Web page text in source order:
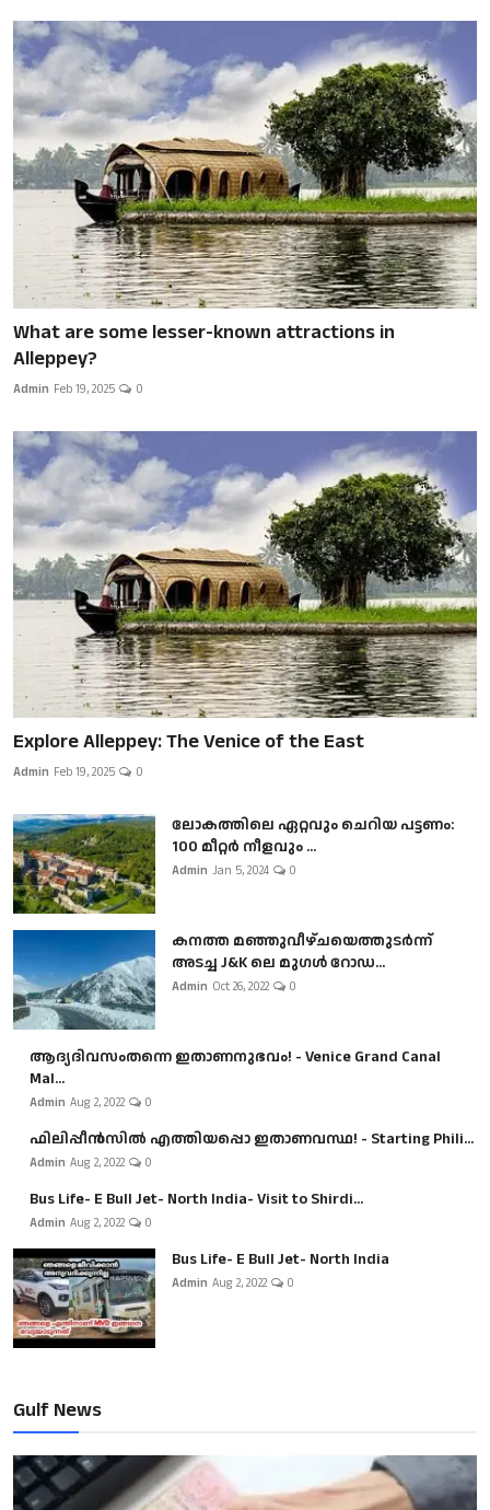
What are some lesser-known attractions in
Alleppey?
Admin Feb 19, 2025 0
Explore Alleppey: The Venice of the East
Admin Feb 19, 2025 0
ലോകത്തിലെ ഏറ്റവും ചെറിയ പട്ടണം:
100 മീറ്റർ നീളവും ...
Admin Jan 5, 2024 0
കനത്ത മഞ്ഞുവീഴ്ചയെത്തുടർന്ന്
അടച്ച J&K ലെ മുഗൾ റോഡ...
Admin Oct 26, 2022 0
ആദ്യദിവസംതന്നെ ഇതാണനുഭവം! - Venice Grand Canal
Mal...
Admin Aug 2, 2022 0
ഫിലിപ്പീൻസിൽ എത്തിയപ്പൊ ഇതാണവസ്ഥ! - Starting Phili...
Admin Aug 2, 2022 0
Bus Life- E Bull Jet- North India- Visit to Shirdi...
Admin Aug 2, 2022 0
Bus Life- E Bull Jet- North India
Admin Aug 2, 2022 0
Gulf News